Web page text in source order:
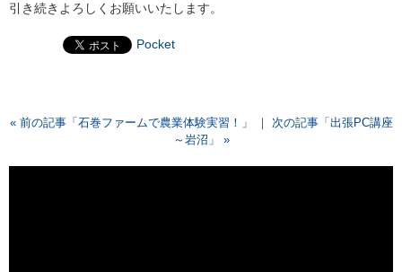
引き続きよろしくお願いいたします。
Pocket
« 前の記事「石巻ファームで農業体験実習！」 ｜ 次の記事「出張PC講座
～岩沼」 »